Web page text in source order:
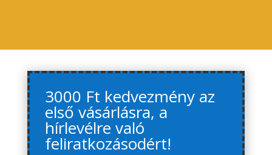
3000 Ft kedvezmény az
első vásárlásra, a
hírlevélre való
feliratkozásodért!